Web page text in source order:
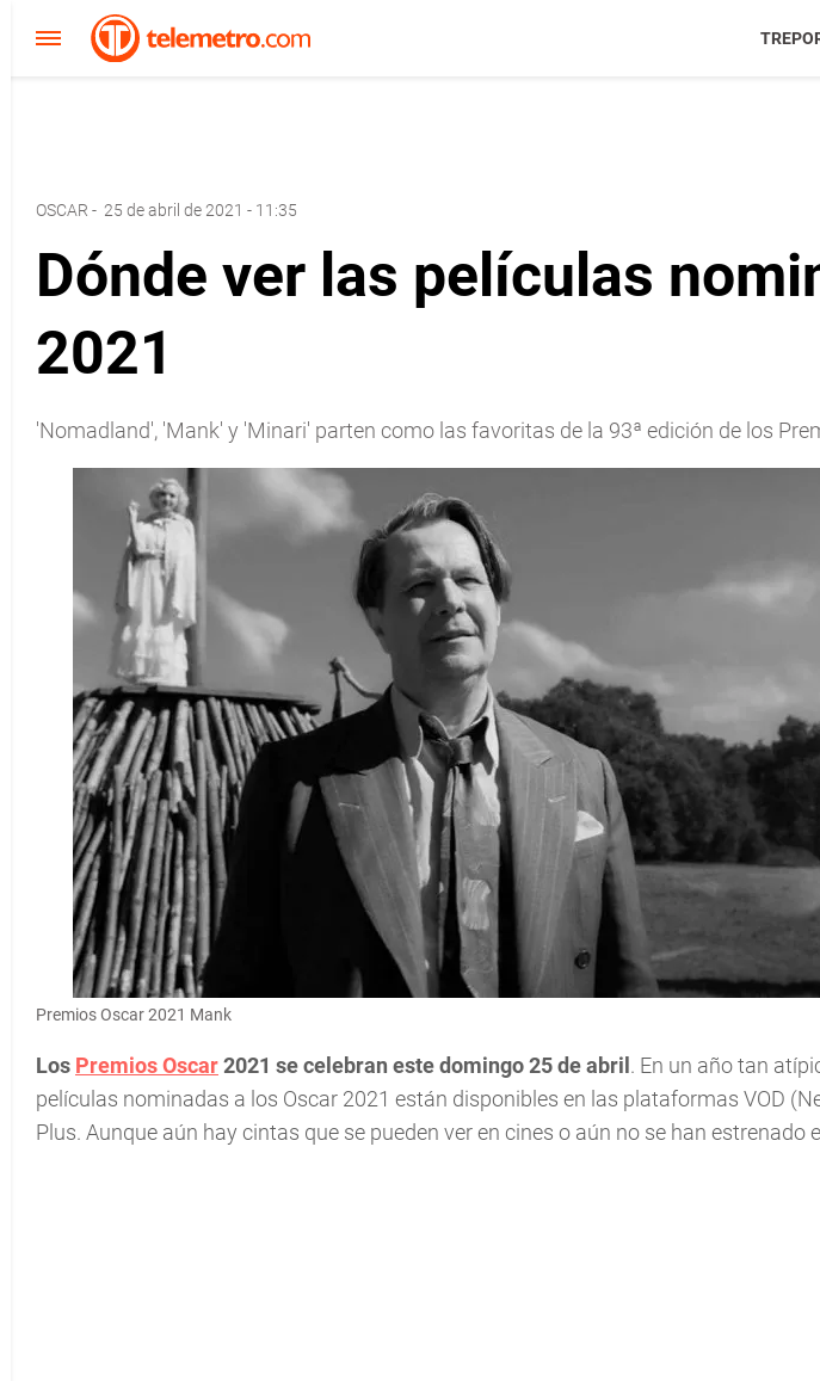
OSCAR - 25 de abril de 2021 - 11:35
Dónde ver las películas
2021
'Nomadland', 'Mank' y 'Minari' parten como las favoritas de la 93ª edición de los
Premios Oscar 2021 Mank
Los Premios Oscar2021 se celebran este domingo 25 de abril . En un año tan
películas nominadas a los Oscar 2021 están disponibles en las plataformas VOD
Plus. Aunque aún hay cintas que se pueden ver en cines o aún no se han estrenado